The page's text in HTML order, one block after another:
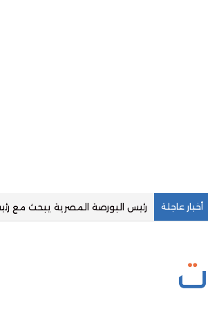
أخبار عاجلة نعيم: سهم جهينة يتداول عند مضاعف ربحية 14.1 مرة وجاري تحديث السعر